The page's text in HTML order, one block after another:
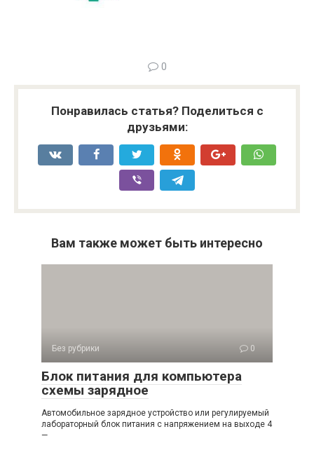
0
Понравилась статья? Поделиться с
друзьями:
Вам также может быть интересно
Без рубрики 0
Блок питания для компьютера
схемы зарядное
Автомобильное зарядное устройство или регулируемый
лабораторный блок питания с напряжением на выходе 4
—